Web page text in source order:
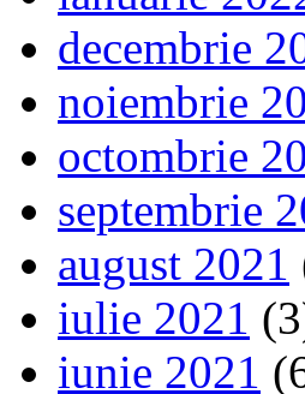
decembrie
noiembrie
octombrie
septembrie
august 2021
iulie 2021
iunie 2021